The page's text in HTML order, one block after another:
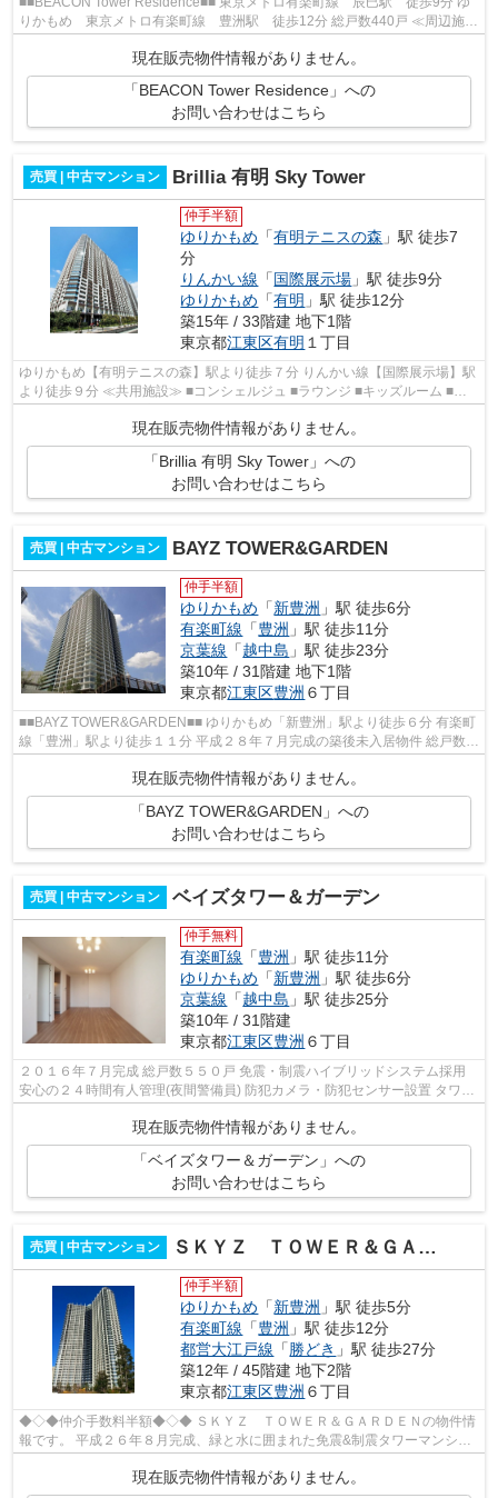
りかもめ 東京メトロ有楽町線 豊洲駅 徒歩12分 総戸数440戸 ≪周辺施設
≫ イオン東雲ショッピングセンター ら...
現在販売物件情報がありません。
「BEACON Tower Residence」への
お問い合わせはこちら
売買 | 中古マンション Brillia 有明 Sky Tower
仲手半額
ゆりかもめ 「有明テニスの森 」駅 徒歩7
分
りんかい線 「国際展示場 」駅 徒歩9分
ゆりかもめ 「有明 」駅 徒歩12分
築15年 / 33階建 地下1階
東京都江東区有明 １丁目
ゆりかもめ【有明テニスの森】駅より徒歩７分 りんかい線【国際展示場】駅
より徒歩９分 ≪共用施設≫ ■コンシェルジュ ■ラウンジ ■キッズルーム ■プ
現在販売物件情報がありません。
「Brillia 有明 Sky Tower」への
お問い合わせはこちら
売買 | 中古マンション BAYZ TOWER&GARDEN
仲手半額
ゆりかもめ 「新豊洲 」駅 徒歩6分
有楽町線 「豊洲 」駅 徒歩11分
京葉線 「越中島 」駅 徒歩23分
築10年 / 31階建 地下1階
東京都江東区豊洲 ６丁目
■■BAYZ TOWER&GARDEN■■ ゆりかもめ「新豊洲」駅より徒歩６分 有楽町
線「豊洲」駅より徒歩１１分 平成２８年７月完成の築後未入居物件 総戸数５
５０戸の大規模タワーマンション...
現在販売物件情報がありません。
「BAYZ TOWER&GARDEN」への
お問い合わせはこちら
売買 | 中古マンション ベイズタワー＆ガーデン
仲手無料
有楽町線 「豊洲 」駅 徒歩11分
ゆりかもめ 「新豊洲 」駅 徒歩6分
京葉線 「越中島 」駅 徒歩25分
築10年 / 31階建
東京都江東区豊洲 ６丁目
２０１６年７月完成 総戸数５５０戸 免震・制震ハイブリッドシステム採用
安心の２４時間有人管理(夜間警備員) 防犯カメラ・防犯センサー設置 タワー
現在販売物件情報がありません。
「ベイズタワー＆ガーデン」への
お問い合わせはこちら
売買 | 中古マンション ＳＫＹＺ ＴＯＷＥＲ＆ＧＡＲＤＥＮ
仲手半額
ゆりかもめ 「新豊洲 」駅 徒歩5分
有楽町線 「豊洲 」駅 徒歩12分
都営大江戸線 「 勝どき 」駅 徒歩27分
築12年 / 45階建 地下2階
東京都江東区豊洲 ６丁目
◆◇◆仲介手数料半額◆◇◆ ＳＫＹＺ ＴＯＷＥＲ＆ＧＡＲＤＥＮの物件情
報です。 平成２６年８月完成、緑と水に囲まれた免震&制震タワーマンショ
現在販売物件情報がありません。